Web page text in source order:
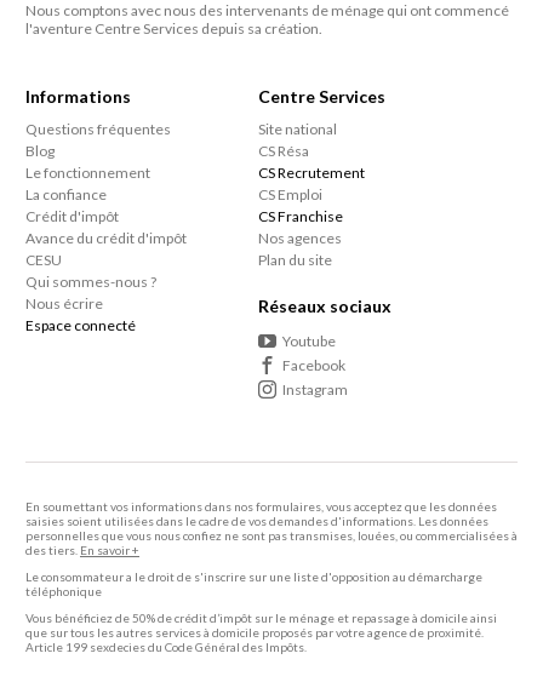
Nous comptons avec nous des intervenants de ménage qui ont commencé
l'aventure Centre Services depuis sa création.
Informations
Questions fréquentes
Blog
Le fonctionnement
La confiance
Crédit d'impôt
Avance du crédit d'impôt
CESU
Qui sommes-nous ?
Nous écrire
Espace connecté
Centre Services
Site national
CS Résa
CS Recrutement
CS Emploi
CS Franchise
Nos agences
Plan du site
Réseaux sociaux
Youtube
Facebook
Instagram
En soumettant vos informations dans nos formulaires, vous acceptez que les données
saisies soient utilisées dans le cadre de vos demandes d'informations. Les données
personnelles que vous nous confiez ne sont pas transmises, louées, ou commercialisées à
des tiers. En savoir +
Le consommateur a le droit de s'inscrire sur une liste d'opposition au démarcharge
téléphonique
Vous bénéficiez de 50% de crédit d’impôt sur le ménage et repassage à domicile ainsi
que sur tous les autres services à domicile proposés par votre agence de proximité.
Article 199 sexdecies du Code Général des Impôts.